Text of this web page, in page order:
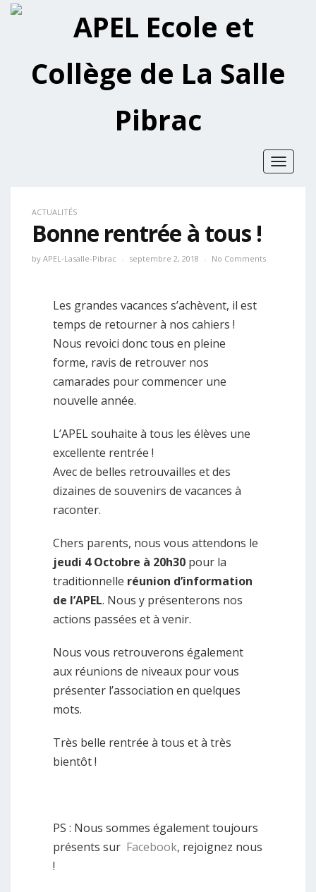
Toggle
ACTUALITÉS
Bonne rentrée à tous !
by APEL-Lasalle-Pibrac septembre 2, 2018 No Comments
Les grandes vacances s’achèvent, il est
temps de retourner à nos cahiers !
Nous revoici donc tous en pleine
forme, ravis de retrouver nos
camarades pour commencer une
nouvelle année.
L’APEL souhaite à tous les élèves une
excellente rentrée !
Avec de belles retrouvailles et des
dizaines de souvenirs de vacances à
raconter.
Chers parents, nous vous attendons le
jeudi 4 Octobre à 20h30 pour la
traditionnelle réunion d’information
de l’APEL. Nous y présenterons nos
actions passées et à venir.
Nous vous retrouverons également
aux réunions de niveaux pour vous
présenter l’association en quelques
mots.
Très belle rentrée à tous et à très
bientôt !
PS : Nous sommes également toujours
présents sur Facebook, rejoignez nous
!